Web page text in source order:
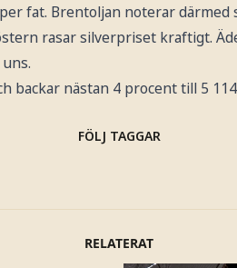
fat. Brentoljan noterar därmed
rasar silverpriset kraftigt.
backar nästan 4 procent till 5
FÖLJ TAGGAR
RELATERAT